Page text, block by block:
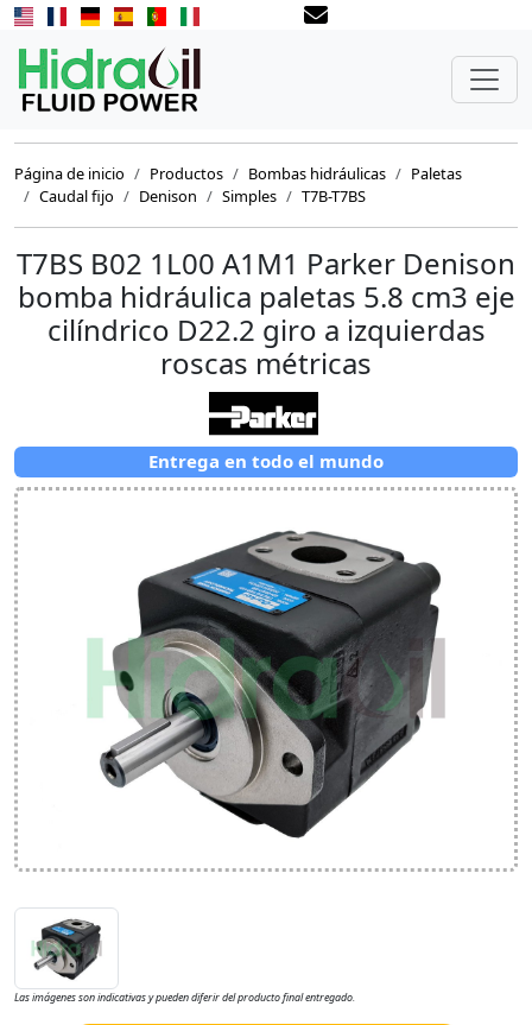
Página de inicio Productos Bombas hidráulicas
Paletas
Caudal fijo
Denison Simples T7B-T7BS
T7BS B02 1L00 A1M1 Parker Denison
bomba hidráulica paletas 5.8 cm3 eje
cilíndrico D22.2 giro a izquierdas
roscas métricas
Entrega en todo el mundo
Las imágenes son indicativas y pueden diferir del producto final entregado.